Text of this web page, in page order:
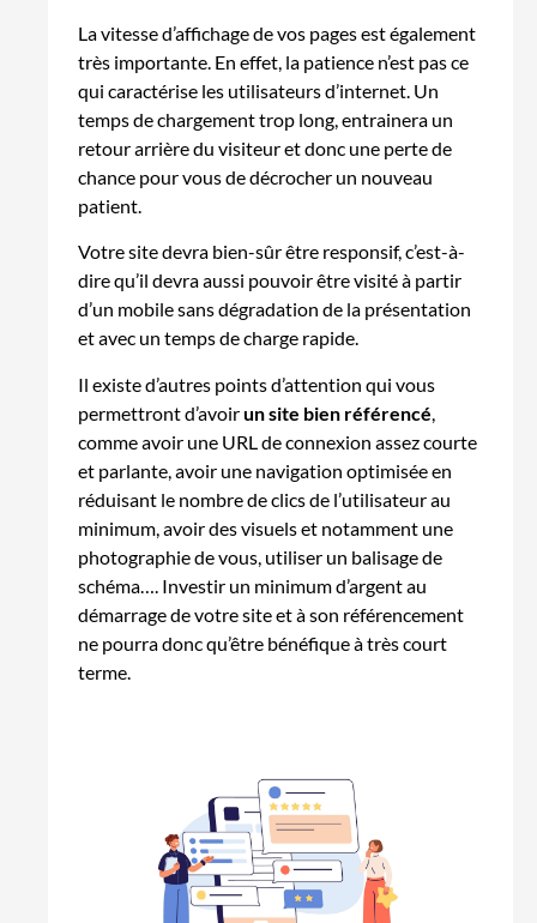
La vitesse d’affichage de vos pages est également
très importante. En effet, la patience n’est pas ce
qui caractérise les utilisateurs d’internet. Un
temps de chargement trop long, entrainera un
retour arrière du visiteur et donc une perte de
chance pour vous de décrocher un nouveau
patient.
Votre site devra bien-sûr être responsif, c’est-à-
dire qu’il devra aussi pouvoir être visité à partir
d’un mobile sans dégradation de la présentation
et avec un temps de charge rapide.
Il existe d’autres points d’attention qui vous
permettront d’avoirun site bien référencé
comme avoir une URL de connexion assez courte
et parlante, avoir une navigation optimisée en
réduisant le nombre de clics de l’utilisateur au
minimum, avoir des visuels et notamment une
photographie de vous, utiliser un balisage de
schéma…. Investir un minimum d’argent au
démarrage de votre site et à son référencement
ne pourra donc qu’être bénéfique à très court
terme.